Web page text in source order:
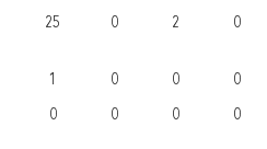
25 0 2 0
1 0 0 0
0 0 0 0